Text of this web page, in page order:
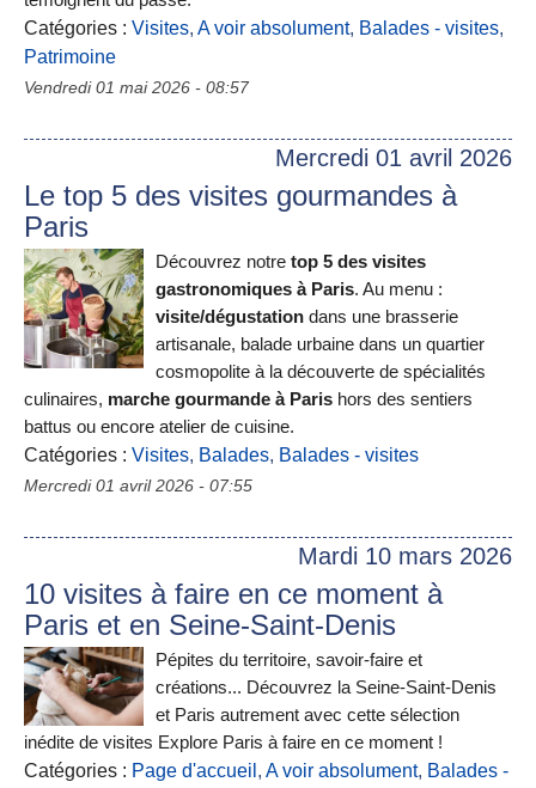
Catégories : Visites, A voir absolument, Balades - visites,
Patrimoine
Vendredi 01 mai 2026 - 08:57
Mercredi 01 avril 2026
Le top 5 des visites gourmandes à
Paris
Découvrez notre top 5 des visites
gastronomiques à Paris. Au menu :
visite/dégustation dans une brasserie
artisanale, balade urbaine dans un quartier
cosmopolite à la découverte de spécialités
culinaires, marche gourmande à Paris hors des sentiers
battus ou encore atelier de cuisine.
Catégories : Visites, Balades, Balades - visites
Mercredi 01 avril 2026 - 07:55
Mardi 10 mars 2026
10 visites à faire en ce moment à
Paris et en Seine-Saint-Denis
Pépites du territoire, savoir-faire et
créations... Découvrez la Seine-Saint-Denis
et Paris autrement avec cette sélection
inédite de visites Explore Paris à faire en ce moment !
Catégories : Page d'accueil , A voir absolument, Balades -